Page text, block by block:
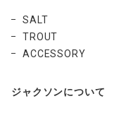
SALT
TROUT
ACCESSORY
ジャクソンについて